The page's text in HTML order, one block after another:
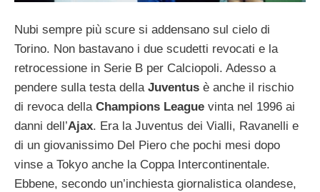
Nubi sempre più scure si addensano sul cielo di
Torino. Non bastavano i due scudetti revocati e la
retrocessione in Serie B per Calciopoli. Adesso a
pendere sulla testa della Juventus è anche il rischio
di revoca della Champions League vinta nel 1996 ai
danni dell’Ajax. Era la Juventus dei Vialli, Ravanelli e
di un giovanissimo Del Piero che pochi mesi dopo
vinse a Tokyo anche la Coppa Intercontinentale.
Ebbene, secondo un’inchiesta giornalistica olandese,